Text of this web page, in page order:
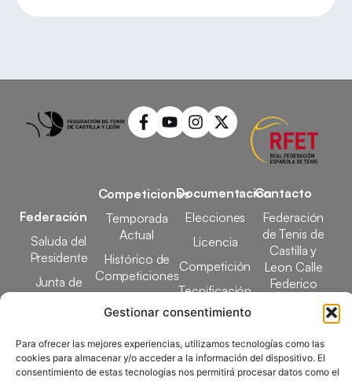
Gestionar consentimiento
Para ofrecer las mejores experiencias, utilizamos tecnologías como las
cookies para almacenar y/o acceder a la información del dispositivo. El
consentimiento de estas tecnologías nos permitirá procesar datos como el
Federación
Saluda del
Presidente
Junta de
Elecciones
Clubes
Competiciones
Temporada
Actual
Histórico de
Competiciones
Arbitrales
Documentación
Elecciones
Licencia
Competición
Tecnificación
Docencia
Contacto
Federación
de Tenis de
Castilla y
Leon Calle
Federico
García Lorca,